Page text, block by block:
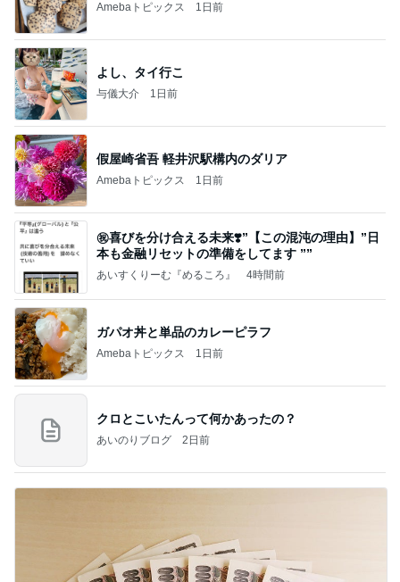
Amebaトピックス 1日前
よし、タイ行こ
与儀大介 1日前
假屋崎省吾 軽井沢駅構内のダリア
Amebaトピックス 1日前
㊗️喜びを分け合える未来❣️”【この混沌の理由】”⽇
本も⾦融リセットの準備をしてます ””
あいすくりーむ『めるころ』 4時間前
ガパオ丼と単品のカレーピラフ
Amebaトピックス 1日前
クロとこいたんって何かあったの？
あいのりブログ 2日前